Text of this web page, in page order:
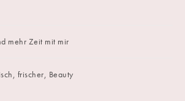
mehr Zeit mit mir
frischer, Beauty